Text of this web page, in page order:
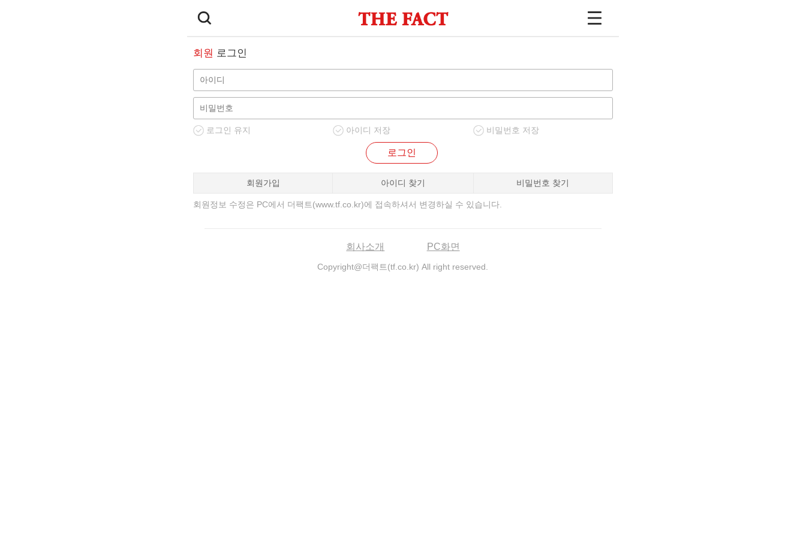
회원 로그인
로그인 유지 아이디 저장 비밀번호 저장
로그인
회원가입 아이디 찾기 비밀번호 찾기
회원정보 수정은 PC에서 더팩트(www.tf.co.kr)에 접속하셔서 변경하실 수 있습니다.
회사소개 PC화면
Copyright@더팩트(tf.co.kr) All right reserved.